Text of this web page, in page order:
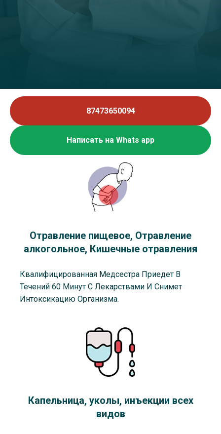
87473650094
Написать на Whats app
Отравление пищевое, Отравление
алкогольное, Кишечные отравления
Квалифицированная Медсестра Приедет В
Течений 60 Минут С Лекарствами И Снимет
Интоксикацию Организма.
Капельница, уколы, инъекции всех
видов